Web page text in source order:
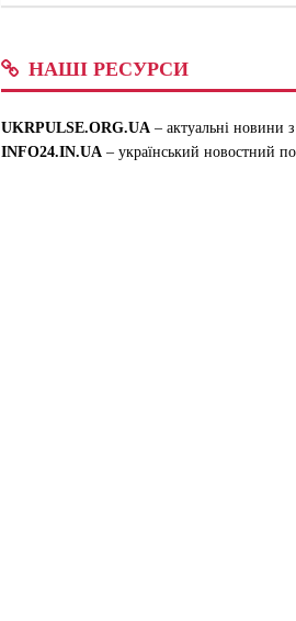
НАШІ РЕСУРСИ
UKRPULSE.ORG.UA – актуальні новини з
INFO24.IN.UA – український новостний